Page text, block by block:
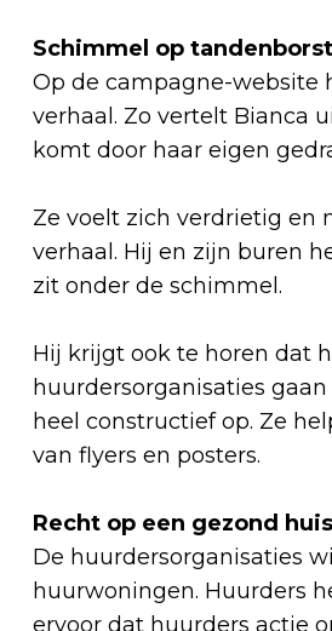
Schimmel op
Op de campagne-website
verhaal. Zo vertelt Bianca
komt door haar eigen
Ze voelt zich verdrietig en
verhaal. Hij en zijn buren
zit onder de schimmel.
Hij krijgt ook te horen dat
huurdersorganisaties
heel constructief op. Ze
van flyers en posters.
Recht op een gezond
De huurdersorganisaties
huurwoningen. Huurders
ervoor dat huurders actie